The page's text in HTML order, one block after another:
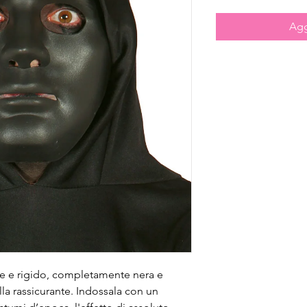
e rigido, completamente nera e
rassicurante. Indossala con un